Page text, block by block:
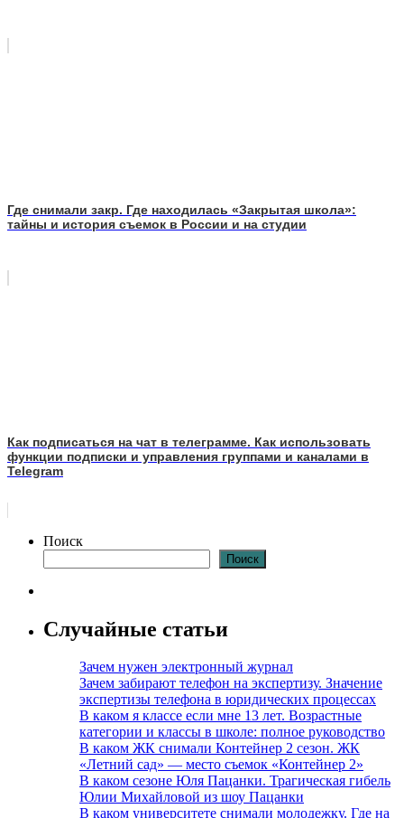
Где снимали закр. Где находилась «Закрытая школа»:
тайны и история съемок в России и на студии
Как подписаться на чат в телеграмме. Как использовать
функции подписки и управления группами и каналами в
Telegram
Поиск
Поиск
Случайные статьи
Зачем нужен электронный журнал
Зачем забирают телефон на экспертизу. Значение
экспертизы телефона в юридических процессах
В каком я классе если мне 13 лет. Возрастные
категории и классы в школе: полное руководство
В каком ЖК снимали Контейнер 2 сезон. ЖК
«Летний сад» — место съемок «Контейнер 2»
В каком сезоне Юля Пацанки. Трагическая гибель
Юлии Михайловой из шоу Пацанки
В каком университете снимали молодежку. Где на